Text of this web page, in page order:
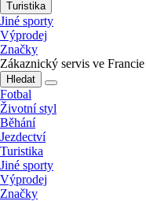
Turistika
Jiné sporty
Výprodej
Značky
Zákaznický servis ve Francie
Hledat
Fotbal
Životní styl
Běhání
Jezdectví
Turistika
Jiné sporty
Výprodej
Značky